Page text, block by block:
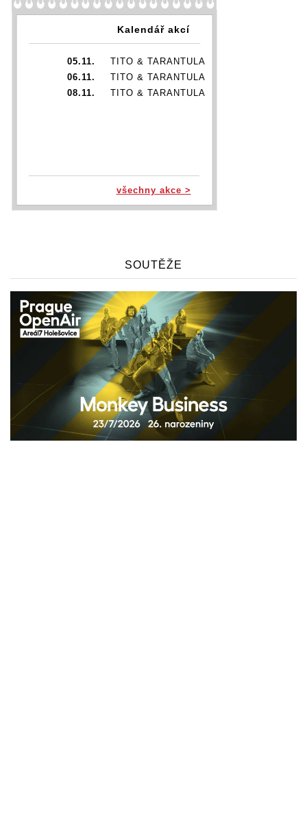
Kalendář akcí
05.11.
TITO & TARANTULA
06.11.
TITO & TARANTULA
08.11.
TITO & TARANTULA
všechny akce >
SOUTĚŽE